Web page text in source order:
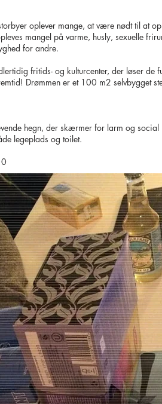
oplever mange, at være nødt til at
mangel på varme, husly, sexuelle
for andre.
fritids- og kulturcenter, der løser de
Drømmen er et 100 m2 selvbygget
hegn, der skærmer for larm og
legeplads og toilet.